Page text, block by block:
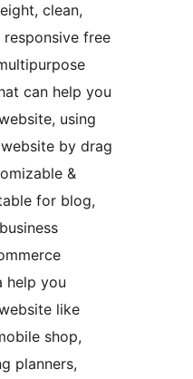
clean,
free
can help you
using
by drag
&
for blog,
help you
like
shop,
planners,